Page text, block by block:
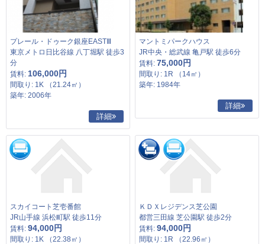
プレール・ドゥーク銀座EASTⅢ
東京メトロ日比谷線 八丁堀駅 徒歩3
分
賃料: 106,000円
間取り: 1K （21.24㎡）
築年: 2006年
詳細
マントミパークハウス
JR中央・総武線 亀戸駅 徒歩6分
賃料:75,000円
間取り: 1R （14㎡）
築年: 1984年
詳細
スカイコート芝壱番館
JR山手線 浜松町駅 徒歩11分
賃料: 94,000円
間取り: 1K （22.38㎡）
ＫＤＸレジデンス芝公園
都営三田線 芝公園駅 徒歩2分
賃料:94,000円
間取り: 1R （22.96㎡）